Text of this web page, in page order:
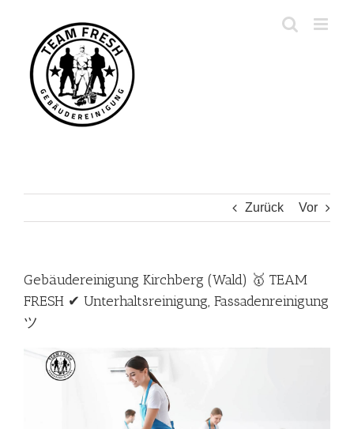
springen
Zurück Vor
Gebäudereinigung Kirchberg (Wald) 🥇 TEAM
FRESH ✔ Unterhaltsreinigung, Fassadenreinigung
ツ